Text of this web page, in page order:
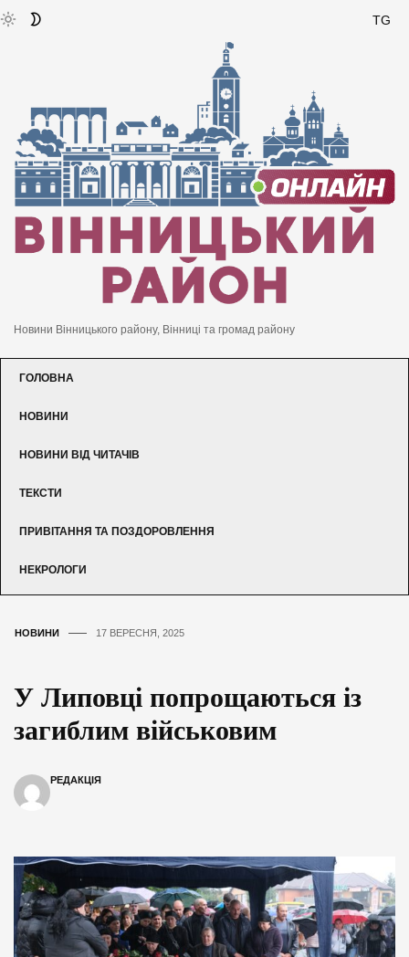
TG
Новини Вінницького району, Вінниці та громад району
ГОЛОВНА
НОВИНИ
НОВИНИ ВІД ЧИТАЧІВ
ТЕКСТИ
ПРИВІТАННЯ ТА ПОЗДОРОВЛЕННЯ
НЕКРОЛОГИ
НОВИНИ 17 ВЕРЕСНЯ, 2025
У Липовці попрощаються із
загиблим військовим
РЕДАКЦІЯ